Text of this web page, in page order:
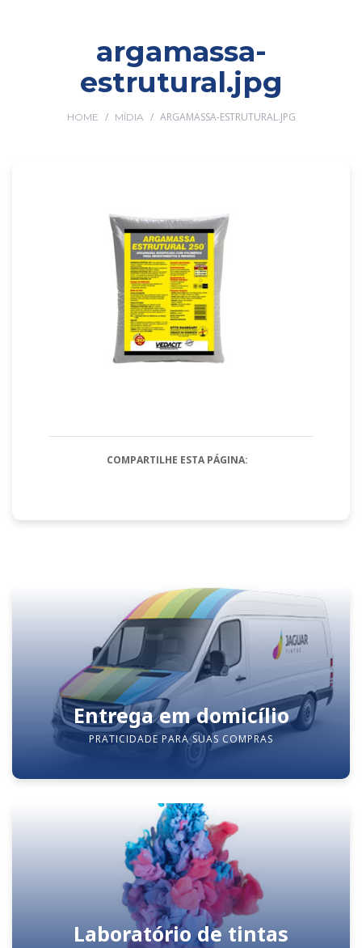
argamassa-
estrutural.jpg
HOME / MÍDIA / ARGAMASSA-ESTRUTURAL.JPG
COMPARTILHE ESTA PÁGINA:
Entrega em domicílio
PRATICIDADE PARA SUAS COMPRAS
Laboratório de tintas